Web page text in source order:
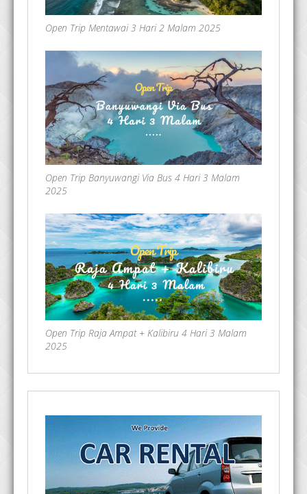
Open Trip Mentawai 3 Hari 2 Malam 2025
Open Trip Banyuwangi Via Bus 4 Hari 3 Malam
2025
Open Trip Raja Ampat + Kalibiru 4 Hari 3 Malam
2025